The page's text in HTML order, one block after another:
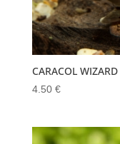
CARACOL
4.50 €